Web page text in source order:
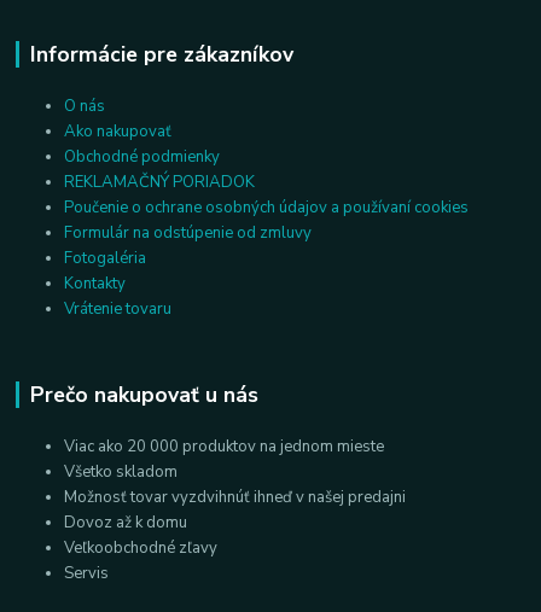
Informácie pre zákazníkov
O nás
Ako nakupovať
Obchodné podmienky
REKLAMAČNÝ PORIADOK
Poučenie o ochrane osobných údajov a používaní cookies
Formulár na odstúpenie od zmluvy
Fotogaléria
Kontakty
Vrátenie tovaru
Prečo nakupovať u nás
Viac ako 20 000 produktov na jednom mieste
Všetko skladom
Možnosť tovar vyzdvihnúť ihneď v našej predajni
Dovoz až k domu
Veľkoobchodné zľavy
Servis